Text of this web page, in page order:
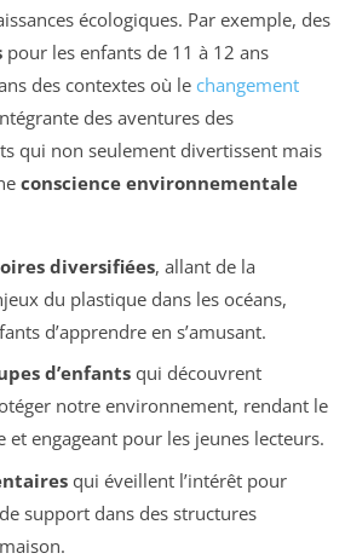
écologiques. Par exemple, des
pour les enfants de 11 à 12 ans
des contextes où le changement
des aventures des
qui non seulement divertissent mais
conscience environnementale
diversifiées, allant de la
du plastique dans les océans,
d’apprendre en s’amusant.
d’enfantsqui découvrent
notre environnement, rendant le
et engageant pour les jeunes lecteurs.
qui éveillent l’intérêt pour
support dans des structures